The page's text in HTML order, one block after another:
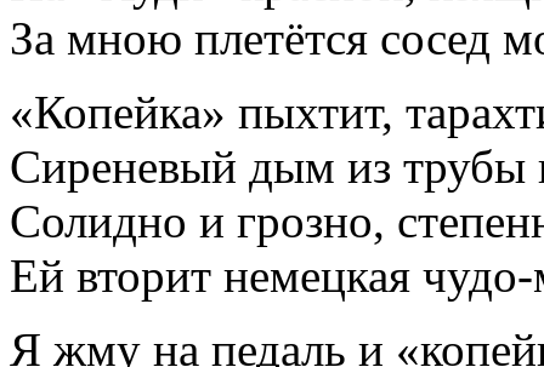
За мною плетётся сосед
«Копейка» пыхтит,
Сиреневый дым из трубы
Солидно и грозно,
Ей вторит немецкая
Я жму на педаль и